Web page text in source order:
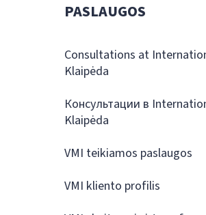
PASLAUGOS
Consultations at
Klaipėda
Консультации в
Klaipėda
VMI teikiamos paslaugos
VMI kliento profilis